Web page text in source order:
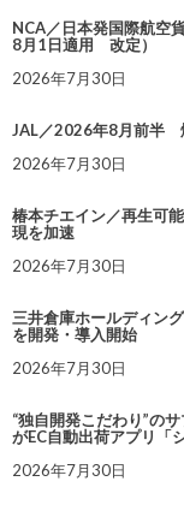
NCA／日本発国際航空
8月1日適用 改定）
2026年7月30日
JAL／2026年8月前半
2026年7月30日
椿本チエイン／再生可
現を加速
2026年7月30日
三井倉庫ホールディン
を開発・導入開始
2026年7月30日
“独自開発こだわり”の
がEC自動出荷アプリ「
2026年7月30日